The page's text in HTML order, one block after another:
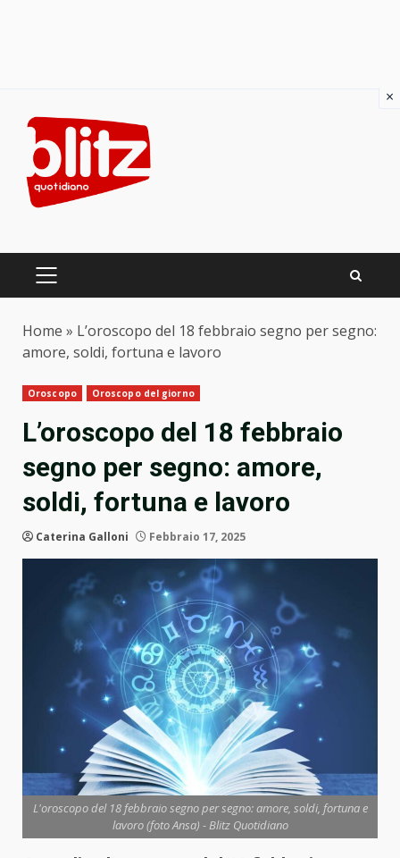
content
PRIMARY
Home » L’oroscopo del 18 febbraio segno per segno:
amore, soldi, fortuna e lavoro
Oroscopo Oroscopo del giorno
L’oroscopo del 18 febbraio
segno per segno: amore,
soldi, fortuna e lavoro
Caterina Galloni Febbraio 17, 2025
L'oroscopo del 18 febbraio segno per segno: amore, soldi, fortuna e
lavoro (foto Ansa) - Blitz Quotidiano
×